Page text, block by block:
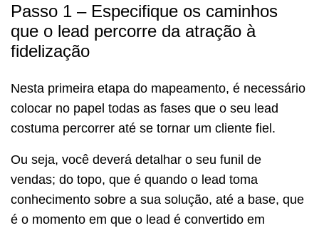
Passo 1 – Especifique os caminhos
que o lead percorre da atração à
fidelização
Nesta primeira etapa do mapeamento, é necessário
colocar no papel todas as fases que o seu lead
costuma percorrer até se tornar um cliente fiel.
Ou seja, você deverá detalhar o seu funil de
vendas; do topo, que é quando o lead toma
conhecimento sobre a sua solução, até a base, que
é o momento em que o lead é convertido em